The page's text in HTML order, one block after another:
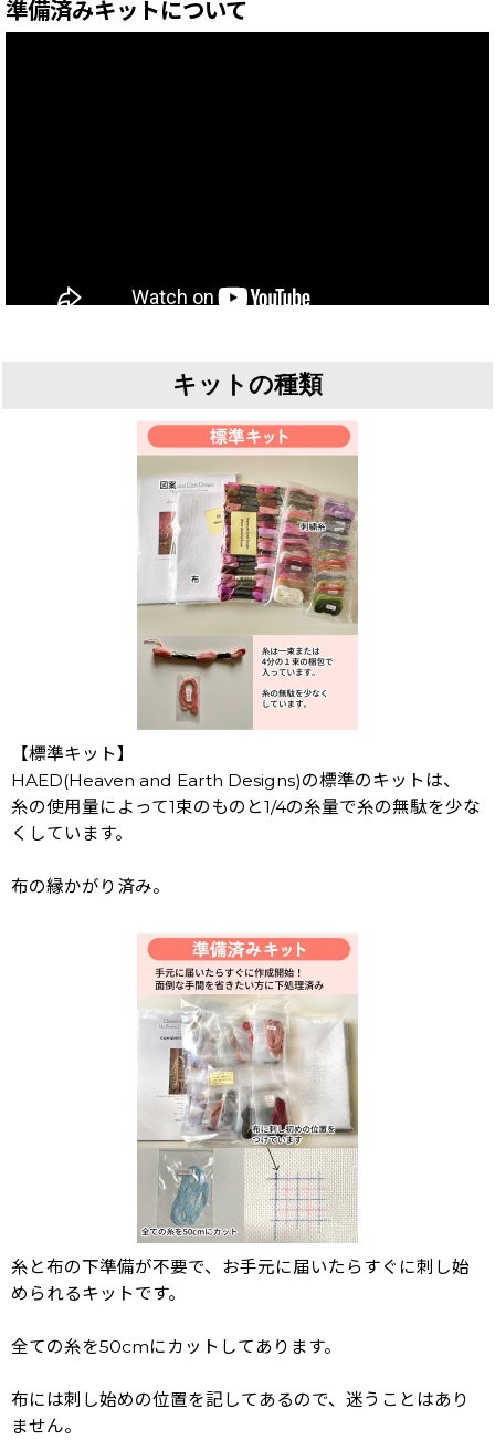
準備済みキットについて
キットの種類
【標準キット】
HAED(Heaven and Earth Designs)の標準のキットは、
糸の使用量によって1束のものと1/4の糸量で糸の無駄を少な
くしています。
布の縁かがり済み。
糸と布の下準備が不要で、お手元に届いたらすぐに刺し始
められるキットです。
全ての糸を50cmにカットしてあります。
布には刺し始めの位置を記してあるので、迷うことはあり
ません。